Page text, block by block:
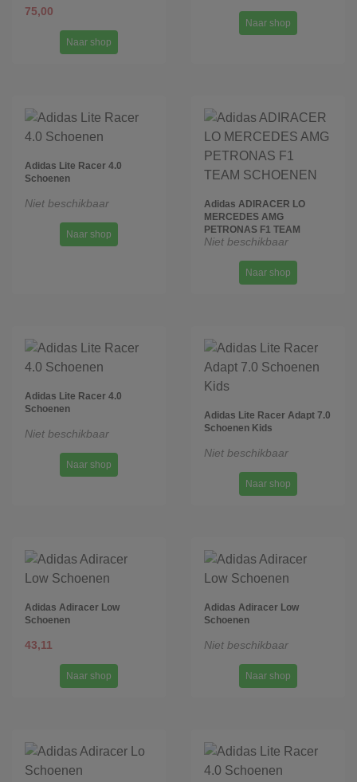
75,00
Naar shop
Naar shop
Adidas Lite Racer 4.0
Schoenen
Niet beschikbaar
Naar shop
Adidas ADIRACER LO
MERCEDES AMG
PETRONAS F1 TEAM
SCHOENEN
Niet beschikbaar
Naar shop
Adidas Lite Racer 4.0
Schoenen
Niet beschikbaar
Naar shop
Adidas Lite Racer Adapt 7.0
Schoenen Kids
Niet beschikbaar
Naar shop
Adidas Adiracer Low
Schoenen
43,11
Naar shop
Adidas Adiracer Low
Schoenen
Niet beschikbaar
Naar shop